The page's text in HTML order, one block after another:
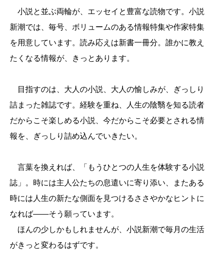
小説と並ぶ両輪が、エッセイと豊富な読物です。小説
新潮では、毎号、ボリュームのある情報特集や作家特集
を用意しています。読み応えは新書一冊分。誰かに教え
たくなる情報が、きっとあります。
目指すのは、大人の小説、大人の愉しみが、ぎっしり
詰まった雑誌です。経験を重ね、人生の陰翳を知る読者
だからこそ楽しめる小説、今だからこそ必要とされる情
報を、ぎっしり詰め込んでいきたい。
言葉を換えれば、「もうひとつの人生を体験する小説
誌」。時には主人公たちの息遣いに寄り添い、またある
時には人生の新たな側面を見つけるささやかなヒントに
なれば――そう願っています。
ほんの少しかもしれませんが、小説新潮で毎月の生活
がきっと変わるはずです。